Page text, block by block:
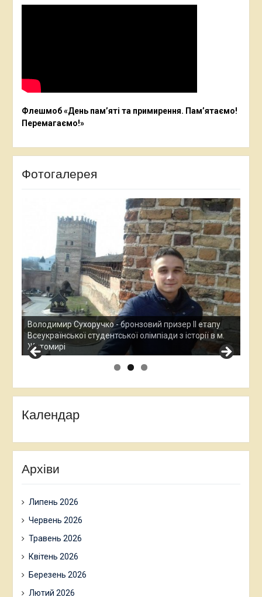
Флешмоб «День пам’яті та примирення. Пам’ятаємо!
Перемагаємо!»
Фотогалерея
Остап Кардаш - бронзовий призер ІІ етапу
Всеукраїнської студентської олімпади з історії в м.
Житомирі
Календар
Архіви
Липень 2026
Червень 2026
Травень 2026
Квітень 2026
Березень 2026
Лютий 2026